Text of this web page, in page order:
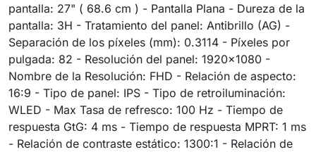
pantalla: 27" ( 68.6 cm ) - Pantalla Plana - Dureza de la
pantalla: 3H - Tratamiento del panel: Antibrillo (AG) -
Separación de los píxeles (mm): 0.3114 - Píxeles por
pulgada: 82 - Resolución del panel: 1920x1080 -
Nombre de la Resolución: FHD - Relación de aspecto:
16:9 - Tipo de panel: IPS - Tipo de retroiluminación:
WLED - Max Tasa de refresco: 100 Hz - Tiempo de
respuesta GtG: 4 ms - Tiempo de respuesta MPRT: 1 ms
- Relación de contraste estático: 1300:1 - Relación de